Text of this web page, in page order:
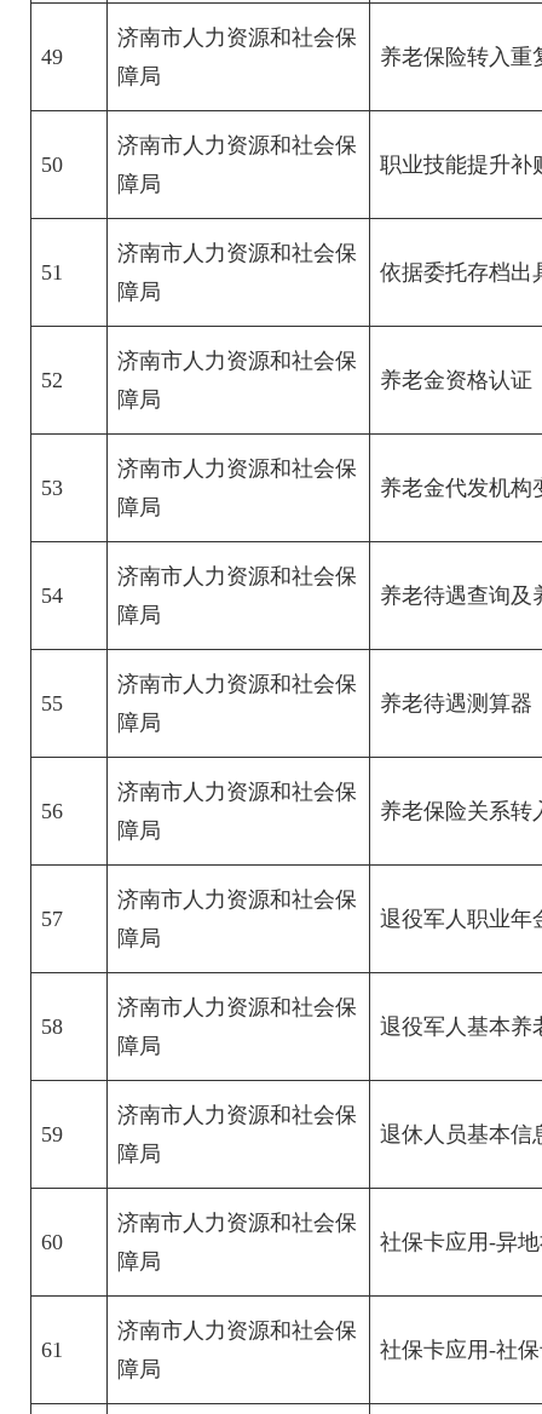
49
济南市人力资源和社会保
障局
养老保险转入重
50
济南市人力资源和社会保
障局
职业技能提升补
51
济南市人力资源和社会保
障局
依据委托存档出
52
济南市人力资源和社会保
障局
养老金资格认证
53
济南市人力资源和社会保
障局
养老金代发机构
54
济南市人力资源和社会保
障局
养老待遇查询及
55
济南市人力资源和社会保
障局
养老待遇测算器
56
济南市人力资源和社会保
障局
养老保险关系转
57
济南市人力资源和社会保
障局
退役军人职业年
58
济南市人力资源和社会保
障局
退役军人基本养
59
济南市人力资源和社会保
障局
退休人员基本信
60
济南市人力资源和社会保
障局
社保卡应用-异
61
济南市人力资源和社会保
障局
社保卡应用-社